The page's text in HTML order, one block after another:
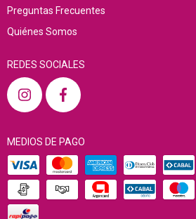
Preguntas Frecuentes
Quiénes Somos
REDES SOCIALES
MEDIOS DE PAGO